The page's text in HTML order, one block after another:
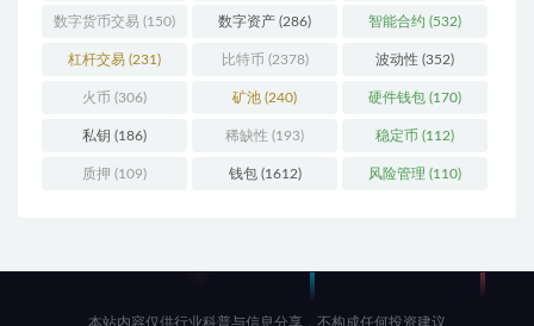
数字货币交易 (150) 数字资产 (286) 智能合约 (532)
杠杆交易 (231) 比特币 (2378) 波动性 (352)
火币 (306) 矿池 (240) 硬件钱包 (170)
私钥 (186) 稀缺性 (193) 稳定币 (112)
质押 (109) 钱包(1612) 风险管理 (110)
本站内容仅供行业科普与信息分享，不构成任何投资建议